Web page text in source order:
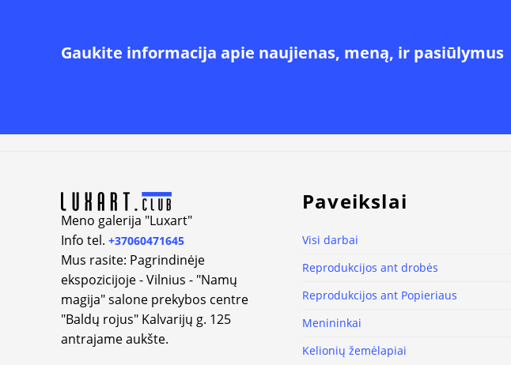
Gaukite informacija apie naujienas, meną, ir pasiūlymus
Meno galerija "Luxart"
Info tel. +37060471645
Mus rasite: Pagrindinėje
ekspozicijoje - Vilnius - "Namų
magija" salone prekybos centre
"Baldų rojus" Kalvarijų g. 125
antrajame aukšte.
Paveikslai
Visi darbai
Reprodukcijos ant drobės
Reprodukcijos ant Popieriaus
Menininkai
Kelionių žemėlapiai